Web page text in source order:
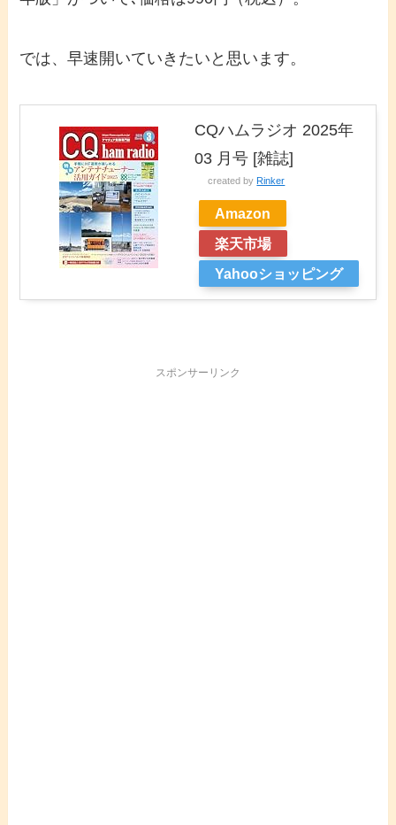
では、早速開いていきたいと思います。
CQハムラジオ 2025年
03 月号 [雑誌]
created by Rinker
Amazon
楽天市場
Yahooショッピング
スポンサーリンク